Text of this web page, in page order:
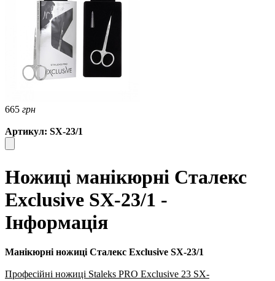
665 грн
Артикул: SX-23/1
Ножиці манікюрні Сталекс
Exclusive SX-23/1 -
Інформація
Манікюрні ножиці Сталекс Exclusive SX-23/1
Професійні ножиці Staleks PRO Exclusive 23 SX-